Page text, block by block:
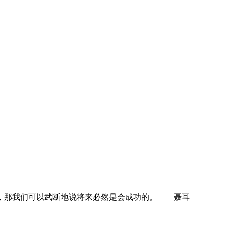
那我们可以武断地说将来必然是会成功的。——聂耳